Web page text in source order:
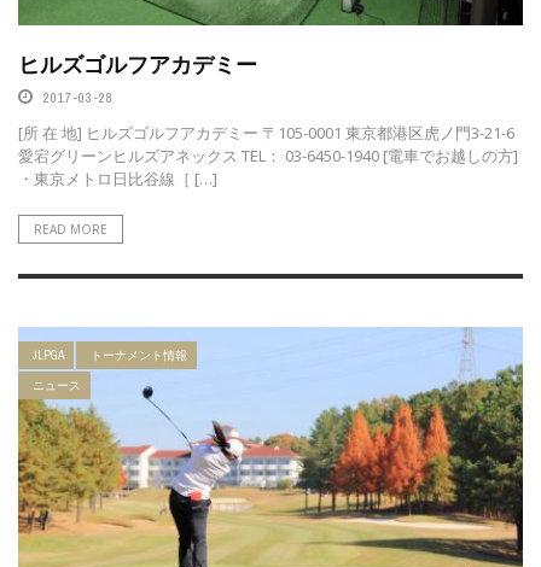
ヒルズゴルフアカデミー
2017-03-28
[所 在 地] ヒルズゴルフアカデミー 〒105-0001 東京都港区虎ノ門3-21-6
愛宕グリーンヒルズアネックス TEL： 03-6450-1940 [電車でお越しの方]
・東京メトロ日比谷線［ […]
READ MORE
JLPGA
トーナメント情報
ニュース